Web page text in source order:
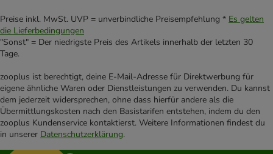
Preise inkl. MwSt. UVP = unverbindliche Preisempfehlung * Es gelten
die Lieferbedingungen
"Sonst" = Der niedrigste Preis des Artikels innerhalb der letzten 30
Tage.
zooplus ist berechtigt, deine E-Mail-Adresse für Direktwerbung für
eigene ähnliche Waren oder Dienstleistungen zu verwenden. Du kannst
dem jederzeit widersprechen, ohne dass hierfür andere als die
Übermittlungskosten nach den Basistarifen entstehen, indem du den
zooplus Kundenservice kontaktierst. Weitere Informationen findest du
in unserer Datenschutzerklärung.